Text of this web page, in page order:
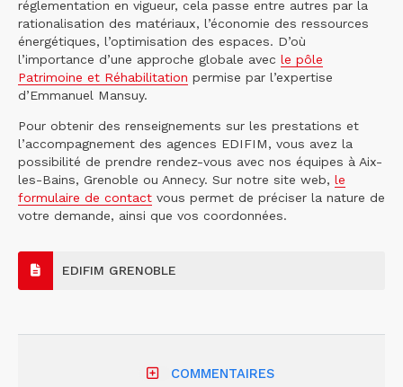
réglementation en vigueur, cela passe entre autres par la
rationalisation des matériaux, l’économie des ressources
énergétiques, l’optimisation des espaces. D’où
l’importance d’une approche globale avec le pôle
Patrimoine et Réhabilitation permise par l’expertise
d’Emmanuel Mansuy.
Pour obtenir des renseignements sur les prestations et
l’accompagnement des agences EDIFIM, vous avez la
possibilité de prendre rendez-vous avec nos équipes à Aix-
les-Bains, Grenoble ou Annecy. Sur notre site web, le
formulaire de contact vous permet de préciser la nature de
votre demande, ainsi que vos coordonnées.
EDIFIM GRENOBLE
COMMENTAIRES